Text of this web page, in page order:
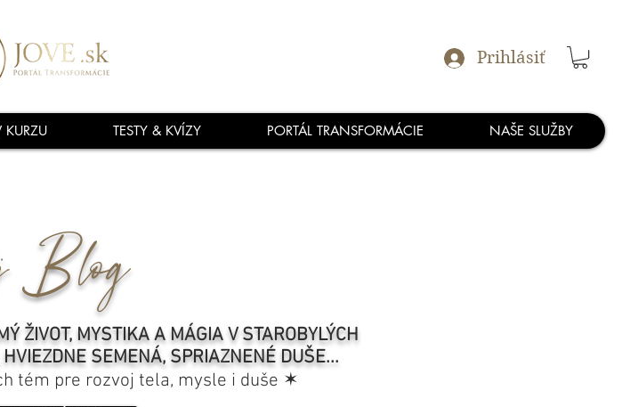
Prihlásiť
KURZU TESTY & KVÍZY PORTÁL TRANSFORMÁCIE NAŠE SLUŽBY
ŽIVOT, MYSTIKA A MÁGIA V STAROBYLÝCH
HVIEZDNE SEMENÁ, SPRIAZNENÉ DUŠE...
tém pre rozvoj tela, mysle i duše ✶